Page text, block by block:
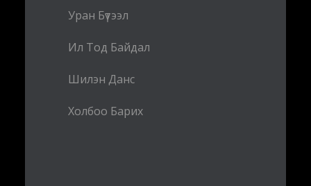
Уран Бүтээл
Ил Тод Байдал
Шилэн Данс
Холбоо Барих